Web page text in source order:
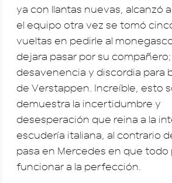
ya con llantas nuevas, alcanzó
el equipo otra vez se tomó
vueltas en pedirle al
dejara pasar por su
desavenencia y discordia para
de Verstappen. Increíble, esto
demuestra la incertidumbre y
desesperación que reina a la
escudería italiana, al contrario
pasa en Mercedes en que todo
funcionar a la perfección.